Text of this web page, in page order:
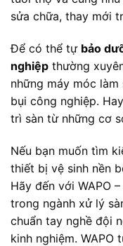
sửa chữa, thay mới
Để có thể tự bảo
nghiệp thường
những máy móc
bụi công nghiệp.
trì sàn từ những cơ
Nếu bạn muốn tìm
thiết bị vệ sinh nền
Hãy đến với WAPO
trong ngành xử lý
chuẩn tay nghề đội
kinh nghiệm. WAPO